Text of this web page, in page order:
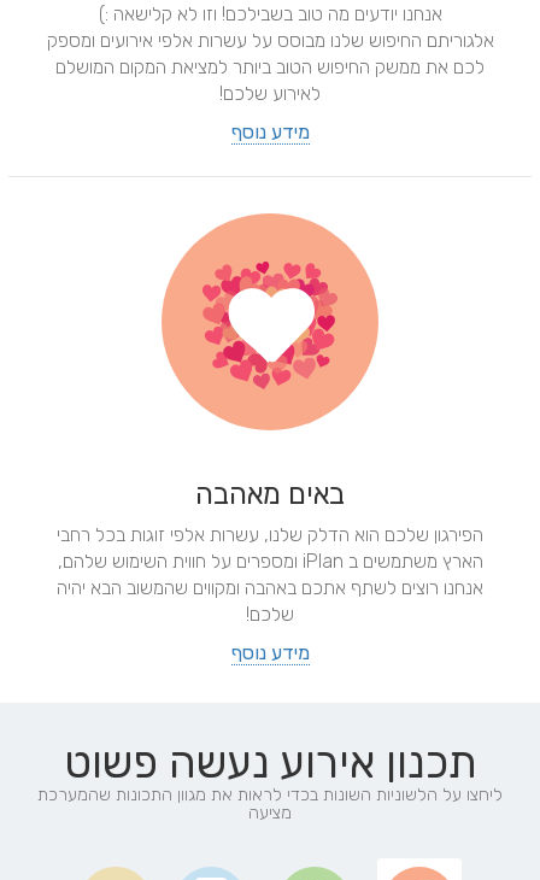
אנחנו יודעים מה טוב בשבילכם! וזו לא קלישאה :)
אלגוריתם החיפוש שלנו מבוסס על עשרות אלפי אירועים ומספק
לכם את ממשק החיפוש הטוב ביותר למציאת המקום המושלם
לאירוע שלכם!
מידע נוסף
באים מאהבה
הפירגון שלכם הוא הדלק שלנו, עשרות אלפי זוגות בכל רחבי
הארץ משתמשים ב iPlan ומספרים על חווית השימוש שלהם,
אנחנו רוצים לשתף אתכם באהבה ומקווים שהמשוב הבא יהיה
שלכם!
מידע נוסף
תכנון אירוע נעשה פשוט
ליחצו על הלשוניות השונות בכדי לראות את מגוון התכונות שהמערכת
מציעה